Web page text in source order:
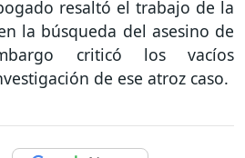
resaltó el trabajo de la
la búsqueda del asesino de
criticó los vacíos
de ese atroz caso.